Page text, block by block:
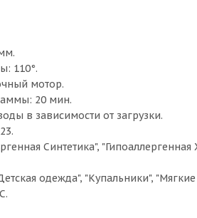
110°.
мотор.
20 мин.
в зависимости от загрузки.
Синтетика",
одежда", "Купальники",